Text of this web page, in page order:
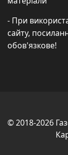
- При
сайту,
обов'язкове!
© 2018-2026